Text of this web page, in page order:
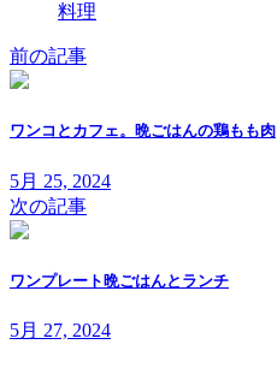
料理
前の記事
ワンコとカフェ。晩ごはんの鶏もも肉
5月 25, 2024
次の記事
ワンプレート晩ごはんとランチ
5月 27, 2024